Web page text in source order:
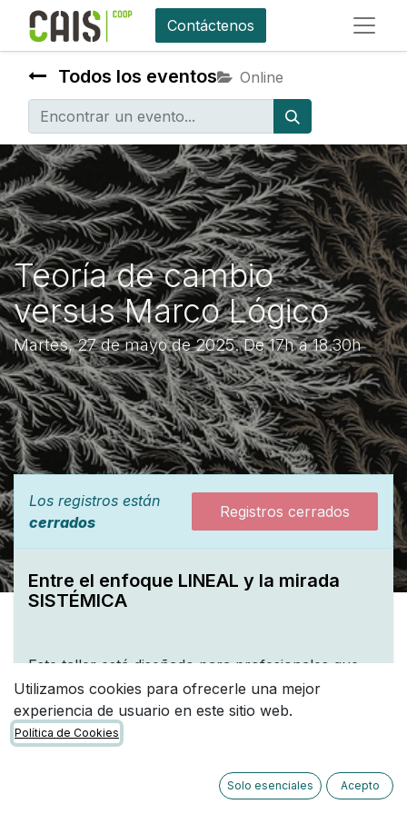
Contáctenos
Todos los eventos Online
Teoría de cambio
versus Marco Lógico
Martes, 27 de mayo de 2025. De 17h a 18.30h
Los registros están
cerrados
Registros cerrados
Entre el enfoque LINEAL y la mirada
SISTÉMICA
Este taller está diseñado para profesionales que
buscan mejorar la planificación y gestión de
proyectos mediante herramientas estratégicas.
Exploraremos cómo integrar una mirada sistémica
marco del diseño de proyectos de diverso tipo.
Utilizamos cookies para ofrecerle una mejor
experiencia de usuario en este sitio web.
Política de Cookies
Solo esenciales Acepto